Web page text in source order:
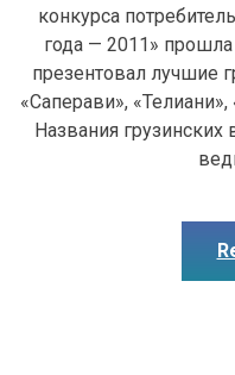
конкурса
года — 2011»
презентовал лучшие
«Саперави»,
Названия грузинских